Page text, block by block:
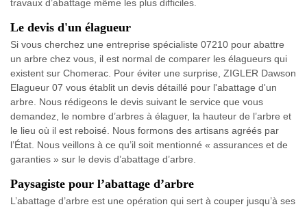
travaux d’abattage même les plus difficiles.
Le devis d'un élagueur
Si vous cherchez une entreprise spécialiste 07210 pour abattre
un arbre chez vous, il est normal de comparer les élagueurs qui
existent sur Chomerac. Pour éviter une surprise, ZIGLER Dawson
Elagueur 07 vous établit un devis détaillé pour l'abattage d'un
arbre. Nous rédigeons le devis suivant le service que vous
demandez, le nombre d’arbres à élaguer, la hauteur de l’arbre et
le lieu où il est reboisé. Nous formons des artisans agréés par
l’État. Nous veillons à ce qu’il soit mentionné « assurances et de
garanties » sur le devis d’abattage d’arbre.
Paysagiste pour l’abattage d’arbre
L’abattage d’arbre est une opération qui sert à couper jusqu’à ses